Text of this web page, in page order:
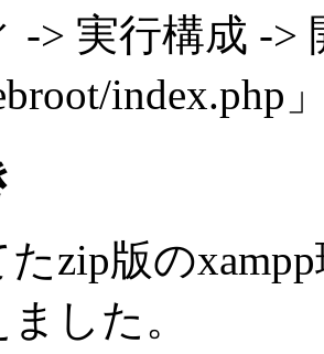
-> 実行構成 -
zip版の
した。